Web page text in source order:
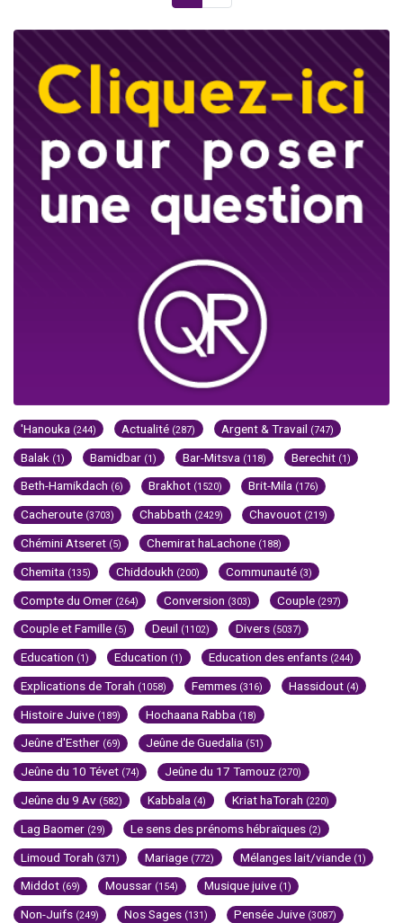
'Hanouka (244) Actualité (287) Argent & Travail (747)
Balak (1) Bamidbar (1) Bar-Mitsva (118) Berechit (1)
Beth-Hamikdach (6) Brakhot (1520) Brit-Mila (176)
Cacheroute (3703) Chabbath (2429) Chavouot (219)
Chémini Atseret (5) Chemirat haLachone (188)
Chemita (135) Chiddoukh (200) Communauté (3)
Compte du Omer (264) Conversion (303) Couple (297)
Couple et Famille (5) Deuil (1102) Divers (5037)
Education (1) Education (1) Education des enfants (244)
Explications de Torah (1058) Femmes (316) Hassidout (4)
Histoire Juive (189) Hochaana Rabba (18)
Jeûne d'Esther (69) Jeûne de Guedalia (51)
Jeûne du 10 Tévet (74) Jeûne du 17 Tamouz (270)
Jeûne du 9 Av (582) Kabbala (4) Kriat haTorah (220)
Lag Baomer (29) Le sens des prénoms hébraïques (2)
Limoud Torah (371) Mariage (772) Mélanges lait/viande (1)
Middot (69) Moussar (154) Musique juive (1)
Non-Juifs (249) Nos Sages (131) Pensée Juive (3087)